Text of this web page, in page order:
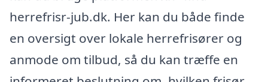
herrefrisr-jub.dk. Her kan du både finde
en oversigt over lokale herrefrisører og
anmode om tilbud, så du kan træffe en